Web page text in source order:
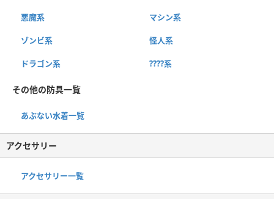
悪魔系 マシン系
ゾンビ系 怪人系
ドラゴン系 ????系
その他の防具一覧
あぶない水着一覧
アクセサリー
アクセサリー一覧